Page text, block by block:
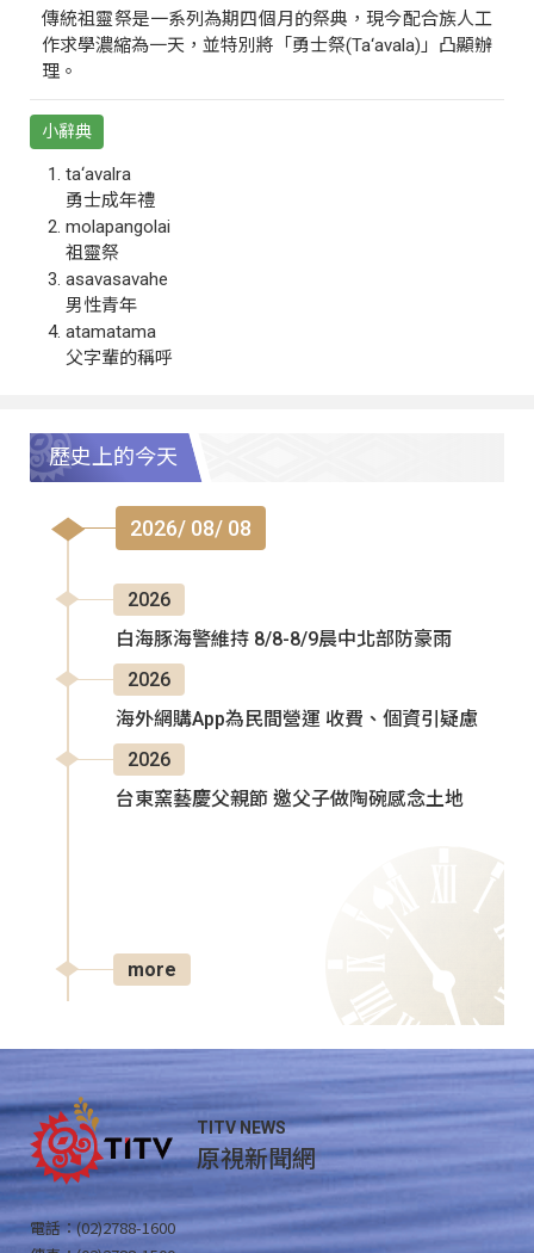
傳統祖靈祭是一系列為期四個月的祭典，現今配合族人工
作求學濃縮為一天，並特別將「勇士祭(Ta‘avala)」凸顯辦
理。
小辭典
ta‘avalra
勇士成年禮
molapangolai
祖靈祭
asavasavahe
男性青年
atamatama
父字輩的稱呼
歷史上的今天
2026/ 08/ 08
2026
白海豚海警維持 8/8-8/9晨中北部防豪雨
2026
海外網購App為民間營運 收費、個資引疑慮
2026
台東窯藝慶父親節 邀父子做陶碗感念土地
more
TITV NEWS
原視新聞網
電話：(02)2788-1600